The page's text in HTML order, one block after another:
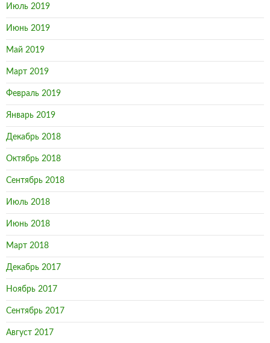
Июль 2019
Июнь 2019
Май 2019
Март 2019
Февраль 2019
Январь 2019
Декабрь 2018
Октябрь 2018
Сентябрь 2018
Июль 2018
Июнь 2018
Март 2018
Декабрь 2017
Ноябрь 2017
Сентябрь 2017
Август 2017